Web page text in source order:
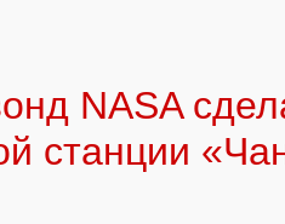
NASA
станции